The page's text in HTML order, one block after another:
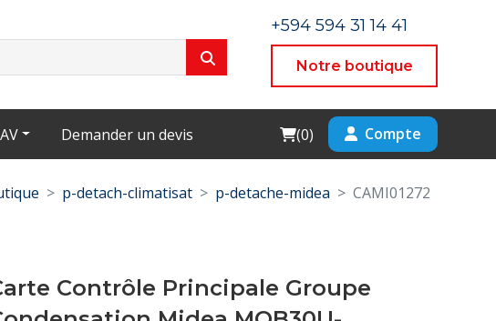
+594 594 31 14 41
Notre boutique
Demander un devis Cart
(0) Compte
p-detach-climatisat p-detache-midea CAMI01272
Contrôle Principale Groupe